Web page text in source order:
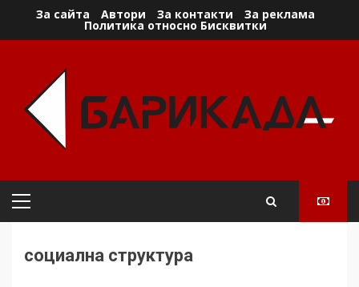
За сайта Автори За контакти За реклама
Политика относно Бисквитки
Primary
социална структура